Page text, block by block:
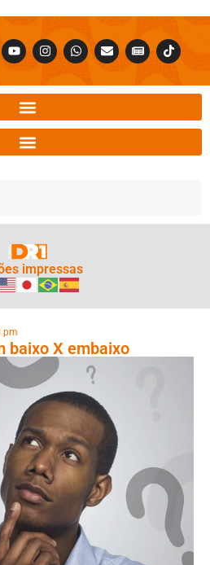
impressas
pm
baixo X embaixo